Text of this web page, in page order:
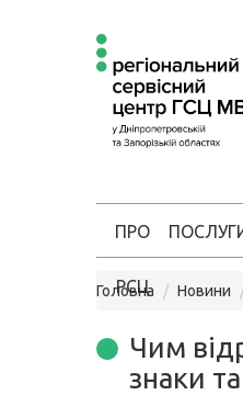
ПРО
РСЦ
Головна Новини
Чим
знаки